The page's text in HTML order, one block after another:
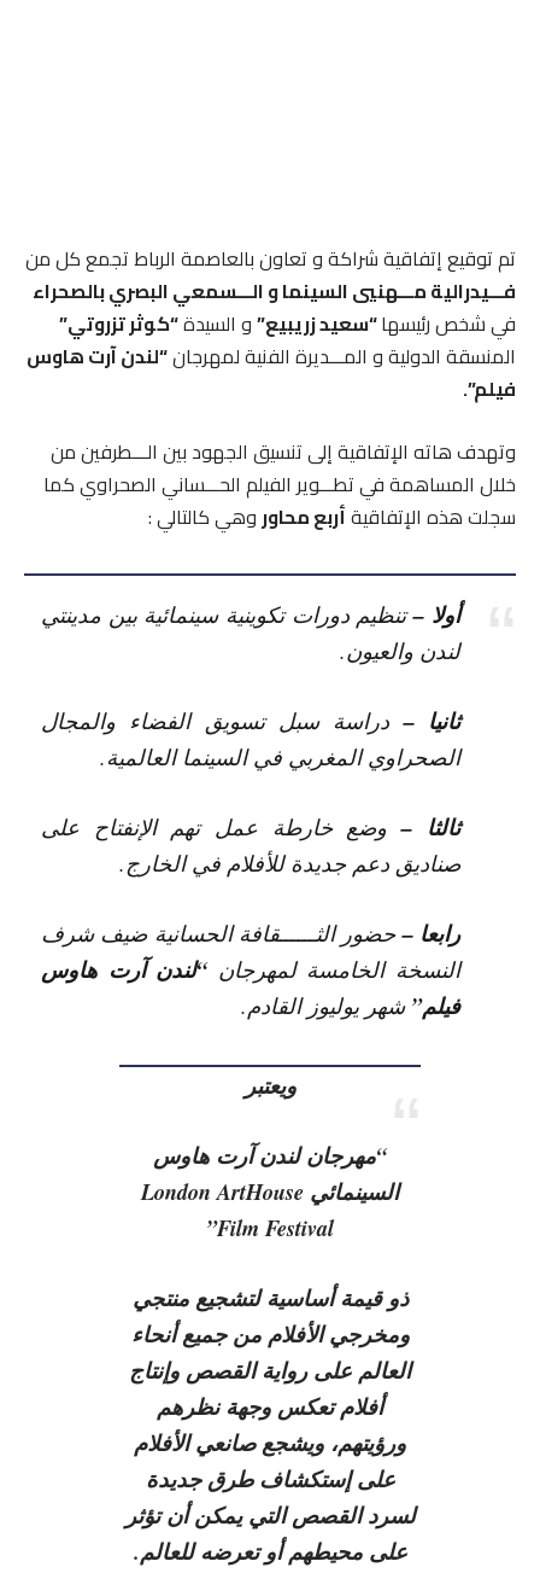
تم توقيع إتفاقية شراكة و تعاون بالعاصمة الرباط تجمع كل من
فـــيدرالية مـــهنيي السينما و الـــسمعي البصري بالصحراء
في شخص رئيسها“سعيد زريبيع”و السيدة“كوثر تزروتي”
المنسقة الدولية و المـــديرة الفنية لمهرجان“لندن آرت هاوس
فيلم”.
وتهدف هاته الإتفاقية إلى تنسيق الجهود بين الـــطرفين من
خلال المساهمة في تطـــوير الفيلم الحـــساني الصحراوي كما
سجلت هذه الإتفاقيةأربع محاور وهي كالتالي :
أولا –تنظيم دورات تكوينية سينمائية بين مدينتي
لندن والعيون.
ثانيا –دراسة سبل تسويق الفضاء والمجال
الصحراوي المغربي في السينما العالمية.
ثالثا –وضع خارطة عمل تهم الإنفتاح على
صناديق دعم جديدة للأفلام في الخارج.
رابعا –حضور الثــــــقافة الحسانية ضيف شرف
النسخة الخامسة لمهرجان“لندن آرت هاوس
فيلم” شهر يوليوز القادم.
ويعتبر
“مهرجان لندن آرت هاوس
السينمائي London ArtHouse
Film Festival”
ذو قيمة أساسية لتشجيع منتجي
ومخرجي الأفلام من جميع أنحاء
العالم على رواية القصص وإنتاج
أفلام تعكس وجهة نظرهم
ورؤيتهم، ويشجع صانعي الأفلام
على إستكشاف طرق جديدة
لسرد القصص التي يمكن أن تؤثر
على محيطهم أو تعرضه للعالم.